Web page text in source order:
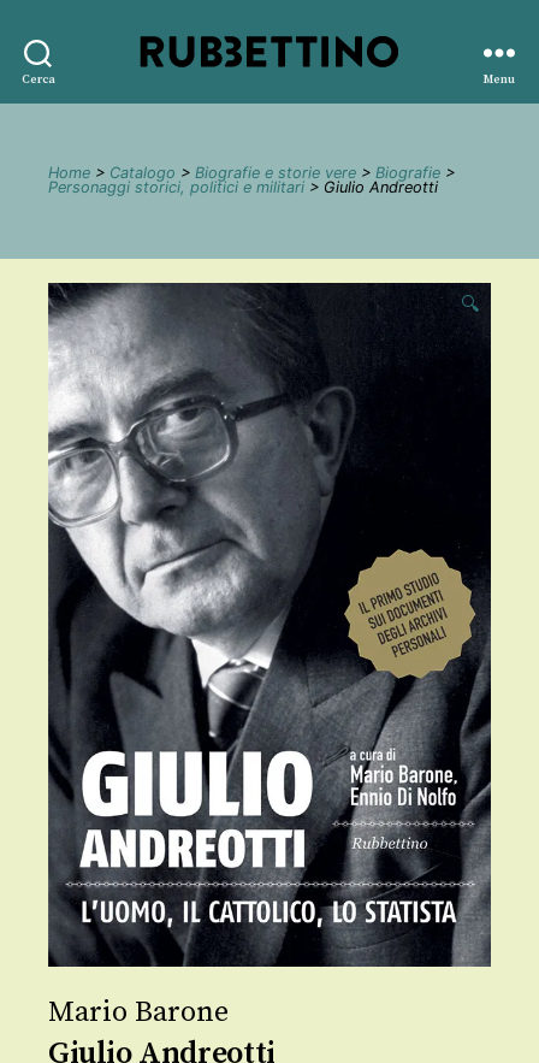
Cerca
editore
Menu
Home > Catalogo > Biografie e storie vere > Biografie >
Personaggi storici, politici e militari > Giulio Andreotti
🔍
Mario Barone
Giulio Andreotti